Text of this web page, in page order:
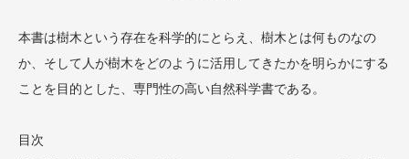
本書は樹木という存在を科学的にとらえ、樹木とは何ものなの
か、そして人が樹木をどのように活用してきたかを明らかにする
ことを目的とした、専門性の高い自然科学書である。
目次